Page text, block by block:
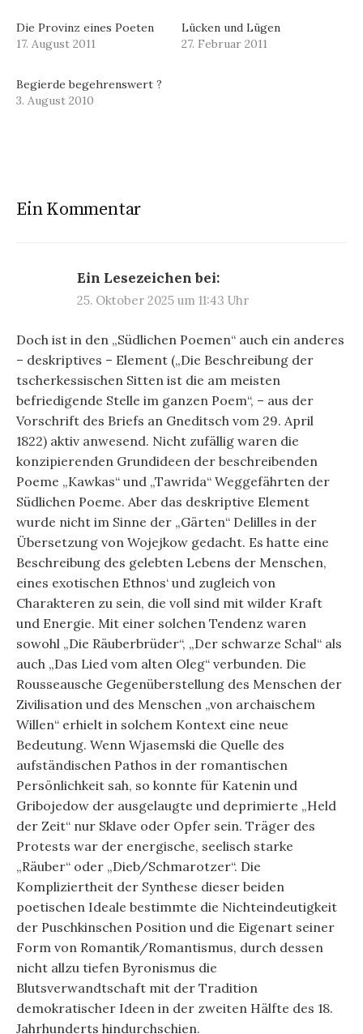
Die Provinz eines Poeten
17. August 2011
Lücken und Lügen
27. Februar 2011
Begierde begehrenswert ?
3. August 2010
Ein Kommentar
Ein Lesezeichen bei:
25. Oktober 2025 um 11:43 Uhr
Doch ist in den „Südlichen Poemen“ auch ein anderes
– deskriptives – Element („Die Beschreibung der
tscherkessischen Sitten ist die am meisten
befriedigende Stelle im ganzen Poem“, – aus der
Vorschrift des Briefs an Gneditsch vom 29. April
1822) aktiv anwesend. Nicht zufällig waren die
konzipierenden Grundideen der beschreibenden
Poeme „Kawkas“ und „Tawrida“ Weggefährten der
Südlichen Poeme. Aber das deskriptive Element
wurde nicht im Sinne der „Gärten“ Delilles in der
Übersetzung von Wojejkow gedacht. Es hatte eine
Beschreibung des gelebten Lebens der Menschen,
eines exotischen Ethnos‘ und zugleich von
Charakteren zu sein, die voll sind mit wilder Kraft
und Energie. Mit einer solchen Tendenz waren
sowohl „Die Räuberbrüder“, „Der schwarze Schal“ als
auch „Das Lied vom alten Oleg“ verbunden. Die
Rousseausche Gegenüberstellung des Menschen der
Zivilisation und des Menschen „von archaischem
Willen“ erhielt in solchem Kontext eine neue
Bedeutung. Wenn Wjasemski die Quelle des
aufständischen Pathos in der romantischen
Persönlichkeit sah, so konnte für Katenin und
Gribojedow der ausgelaugte und deprimierte „Held
der Zeit“ nur Sklave oder Opfer sein. Träger des
Protests war der energische, seelisch starke
„Räuber“ oder „Dieb/Schmarotzer“. Die
Kompliziertheit der Synthese dieser beiden
poetischen Ideale bestimmte die Nichteindeutigkeit
der Puschkinschen Position und die Eigenart seiner
Form von Romantik/Romantismus, durch dessen
nicht allzu tiefen Byronismus die
Blutsverwandtschaft mit der Tradition
demokratischer Ideen in der zweiten Hälfte des 18.
Jahrhunderts hindurchschien.